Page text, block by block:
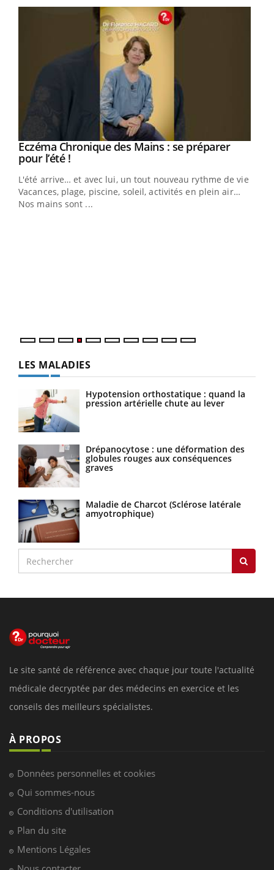
Youtube
Eczéma Chronique des Mains : se préparer
pour l’été !Youtube
L'été arrive… et avec lui, un tout nouveau rythme de vie !
Vacances, plage, piscine, soleil, activités en plein air…
Nos mains sont ...
LES MALADIES
Hypotension orthostatique : quand la
pression artérielle chute au lever
Drépanocytose : une déformation des
globules rouges aux conséquences
graves
Maladie de Charcot (Sclérose latérale
amyotrophique)
Le site santé de référence avec chaque jour toute l'actualité
médicale decryptée par des médecins en exercice et les
conseils des meilleurs spécialistes.
À PROPOS
Données personnelles et cookies
Qui sommes-nous
Conditions d'utilisation
Plan du site
Mentions Légales